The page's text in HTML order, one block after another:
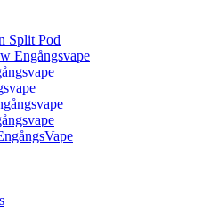
Split Pod
Engångsvape